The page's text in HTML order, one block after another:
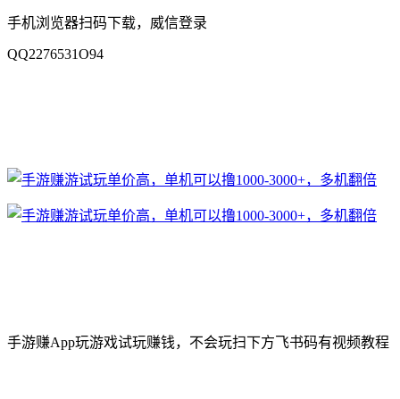
手机浏览器扫码下载，威信登录
QQ2276531O94
手游赚App玩游戏试玩赚钱，不会玩扫下方飞书码有视频教程